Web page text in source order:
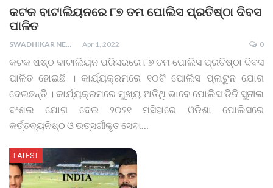
କଟକ ବାଟାଲିୟନରେ ୮୭ ତମ ପୋଲିସ ପ୍ରତିଷ୍ଠା ଦିବସ
ପାଳିତ
SWADHIKAR NEWS Apr 1, 2022 0
କଟକ ଷଷ୍ଠ ବାଟାଲିୟନ ପରିସରରେ ୮୭ ତମ ପୋଲିସ ପ୍ରତିଷ୍ଠା ଦିବସ
ପାଳିତ ହୋଇଛି । କାର୍ଯ୍ୟକ୍ରମରେ ୧୦ଟି ପୋଲିସ ପ୍ଳାଟୁନ ଯୋଗ
ଦେଇଛନ୍ତି ।କାର୍ଯ୍ୟକ୍ରମରେ ମୁଖ୍ୟ ଅତିଥି ଭାବେ ପୋଲିସ ଡିଜି ସୁନୀଲ
ବଂଶଲ ଯୋଗ ଦେଇ ୨୦୨୧ ମସିହାରେ ଓଡିଶା ପୋଲିସରେ
କର୍ତ୍ତବ୍ୟନିଷ୍ଠ ଓ ଉତ୍ସର୍ଗୀକୃତ ସେବା…
LATEST